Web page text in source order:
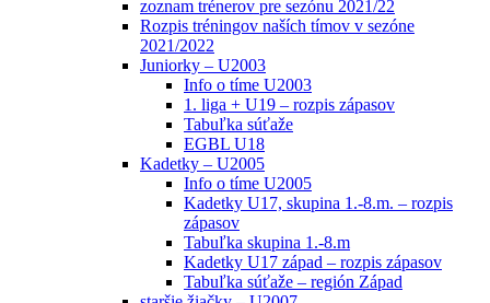
zoznam trénerov pre sezónu 2021/22
Rozpis tréningov naších tímov v sezóne
2021/2022
Juniorky – U2003
Info o tíme U2003
1. liga + U19 – rozpis zápasov
Tabuľka súťaže
EGBL U18
Kadetky – U2005
Info o tíme U2005
Kadetky U17, skupina 1.-8.m. – rozpis
zápasov
Tabuľka skupina 1.-8.m
Kadetky U17 západ – rozpis zápasov
Tabuľka súťaže – región Západ